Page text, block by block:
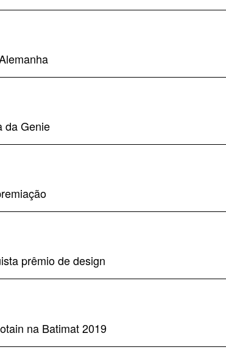
da Genie
prêmio de design
na Batimat 2019